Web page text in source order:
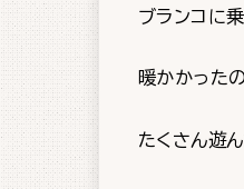
ブランコに
暖かかった
たくさん遊